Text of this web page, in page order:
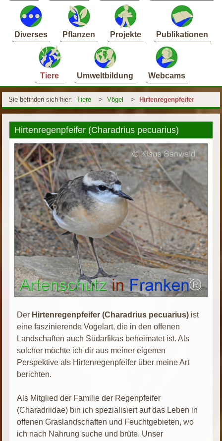
Diverses Pflanzen Projekte Publikationen
Tiere Umweltbildung Webcams
Sie befinden sich hier: Tiere > Vögel > Hirtenregenpfeifer
Hirtenregenpfeifer (Charadrius pecuarius)
Der Hirtenregenpfeifer (Charadrius pecuarius) ist
eine faszinierende Vogelart, die in den offenen
Landschaften auch Südarfikas beheimatet ist. Als
solcher möchte ich dir aus meiner eigenen
Perspektive als Hirtenregenpfeifer über meine Art
berichten.
Als Mitglied der Familie der Regenpfeifer
(Charadriidae) bin ich spezialisiert auf das Leben in
offenen Graslandschaften und Feuchtgebieten, wo
ich nach Nahrung suche und brüte. Unser